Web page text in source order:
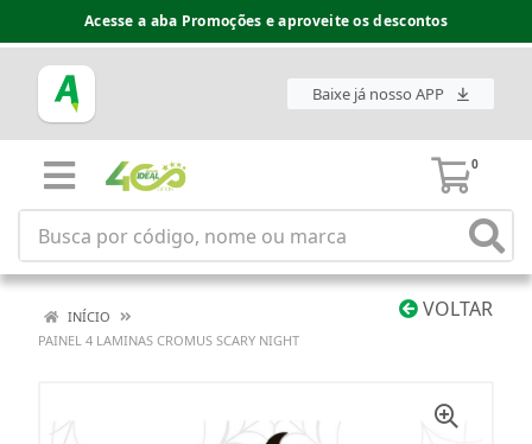
Acesse a aba Promoções e aproveite os descontos
Baixe já nosso APP
0
VOLTAR
INÍCIO
PAINEL 4 LAMINAS CROMUS SCARY NIGHT